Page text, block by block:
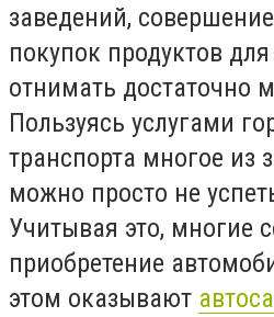
заведений,
покупок продуктов
отнимать достаточно
Пользуясь услугами
транспорта многое из
можно просто не
Учитывая это, многие
приобретение
этом оказывают